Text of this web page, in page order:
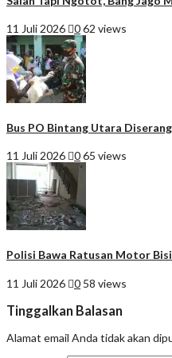
11 Juli 2026 062 views
Bus PO Bintang Utara
11 Juli 2026 065 views
Polisi Bawa Ratusan Motor
11 Juli 2026 0 58 views
Tinggalkan Balasan
Alamat email Anda tidak akan